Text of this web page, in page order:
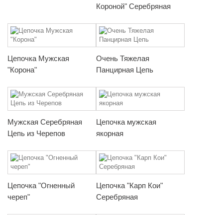
Короной" Серебряная
Цепочка Мужская
"Корона"
Очень Тяжелая
Панцирная Цепь
Мужская Серебряная
Цепь из Черепов
Цепочка мужская
якорная
Цепочка "Огненный
череп"
Цепочка "Карп Кои"
Серебряная